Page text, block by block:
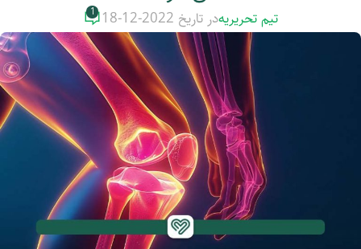
تیم تحریریهدر تاریخ 2022-12-18 1